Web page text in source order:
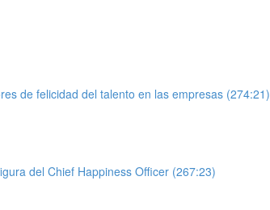
de felicidad del talento en las empresas (274:21)
del Chief Happiness Officer (267:23)